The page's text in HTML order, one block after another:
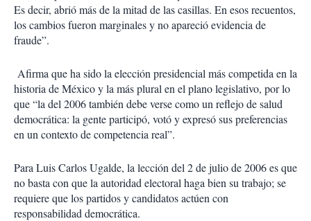
Es decir, abrió más de la mitad de las casillas. En esos recuentos,
los cambios fueron marginales y no apareció evidencia de
fraude”.
Afirma que ha sido la elección presidencial más competida en la
historia de México y la más plural en el plano legislativo, por lo
que “la del 2006 también debe verse como un reflejo de salud
democrática: la gente participó, votó y expresó sus preferencias
en un contexto de competencia real”.
Para Luis Carlos Ugalde, la lección del 2 de julio de 2006 es que
no basta con que la autoridad electoral haga bien su trabajo; se
requiere que los partidos y candidatos actúen con
responsabilidad democrática.